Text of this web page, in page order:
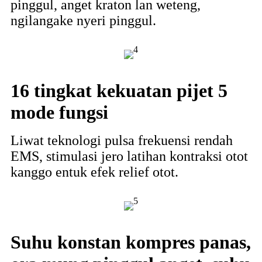
pinggul, anget kraton lan weteng,
ngilangake nyeri pinggul.
16 tingkat kekuatan pijet 5
mode fungsi
Liwat teknologi pulsa frekuensi rendah
EMS, stimulasi jero latihan kontraksi otot
kanggo entuk efek relief otot.
Suhu konstan kompres panas,